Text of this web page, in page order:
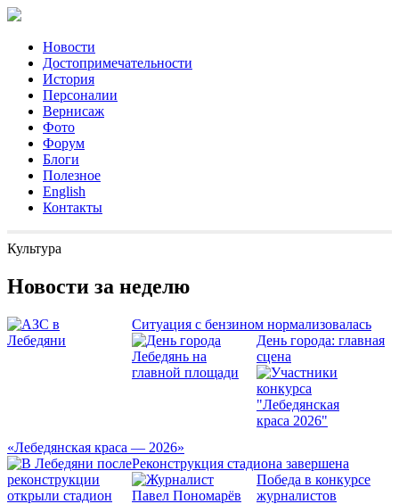
Новости
Достопримечательности
История
Персоналии
Вернисаж
Фото
Форум
Блоги
Полезное
English
Контакты
Культура
Новости за неделю
Ситуация с бензином нормализовалась
День города: главная
сцена
«Лебедянская краса — 2026»
Реконструкция стадиона завершена
Победа в конкурсе
журналистов